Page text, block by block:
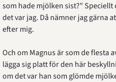
som hade mjölken sist?"
det var jag. Då nämner jag gärna
efter mig.
Och om Magnus är som de flesta
lägga sig platt för den här
om det var han som glömde